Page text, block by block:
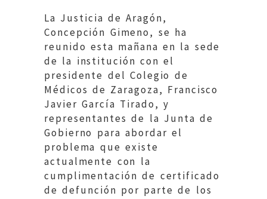
La Justicia de Aragón,
Concepción Gimeno, se ha
reunido esta mañana en la sede
de la institución con el
presidente del Colegio de
Médicos de Zaragoza, Francisco
Javier García Tirado, y
representantes de la Junta de
Gobierno para abordar el
problema que existe
actualmente con la
cumplimentación de certificado
de defunción por parte de los